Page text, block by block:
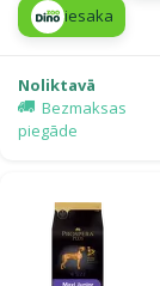
iesaka
Noliktavā
Bezmaksas
piegāde